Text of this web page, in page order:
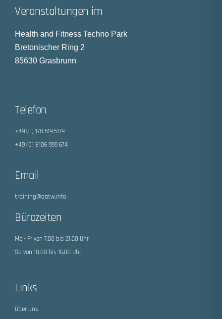
Veranstaltungen im
Health and Fitness Techno Park
Bretonischer Ring 2
85630 Grasbrunn
Telefon
+49 (0) 178 519 5179
+49 (0) 8106 999 674
Email
training@aatw.info
Bürozeiten
Mo - Fr von 7.00 bis 21.00 Uhr
Sa von 10.00 bis 16.00 Uhr
Links
Über uns